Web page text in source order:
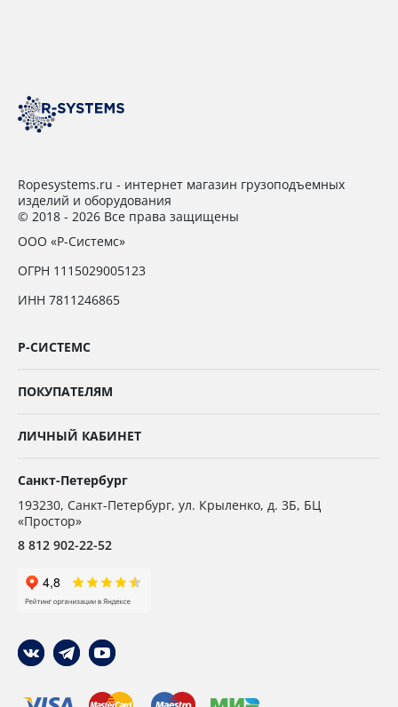
Ropesystems.ru - интернет магазин грузоподъемных
изделий и оборудования
© 2018 - 2026 Все права защищены
ООО «Р-Системс»
ОГРН 1115029005123
ИНН 7811246865
Р-СИСТЕМС
ПОКУПАТЕЛЯМ
ЛИЧНЫЙ КАБИНЕТ
Санкт-Петербург
193230, Санкт-Петербург, ул. Крыленко, д. 3Б, БЦ
«Простор»
8 812 902-22-52